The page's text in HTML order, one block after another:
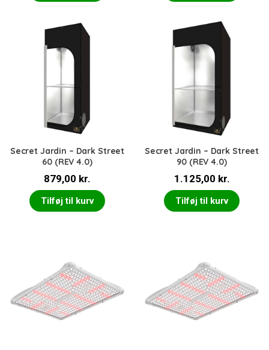
Secret Jardin – Dark Street
60 (REV 4.0)
879,00 kr.
Tilføj til kurv
Secret Jardin – Dark Street
90 (REV 4.0)
1.125,00 kr.
Tilføj til kurv